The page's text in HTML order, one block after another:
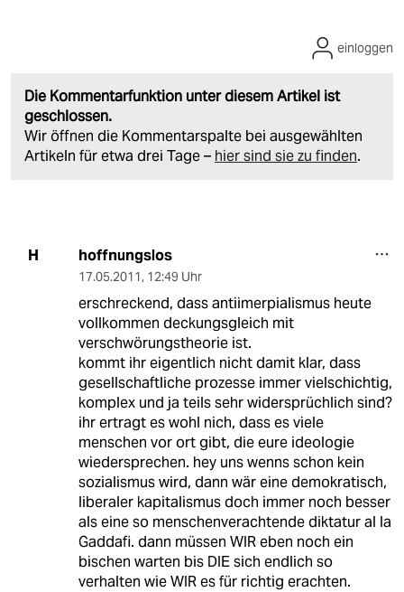
Die Kommentarfunktion unter diesem Artikel ist
geschlossen.
Wir öffnen die Kommentarspalte bei ausgewählten
Artikeln für etwa drei Tage – hier sind sie zu finden.
einloggen
H hoffnungslos
17.05.2011, 12:49 Uhr
erschreckend, dass antiimerpialismus heute
vollkommen deckungsgleich mit
verschwörungstheorie ist.
kommt ihr eigentlich nicht damit klar, dass
gesellschaftliche prozesse immer vielschichtig,
komplex und ja teils sehr widersprüchlich sind?
ihr ertragt es wohl nich, dass es viele
menschen vor ort gibt, die eure ideologie
wiedersprechen. hey uns wenns schon kein
sozialismus wird, dann wär eine demokratisch,
liberaler kapitalismus doch immer noch besser
als eine so menschenverachtende diktatur al la
Gaddafi. dann müssen WIR eben noch ein
bischen warten bis DIE sich endlich so
verhalten wie WIR es für richtig erachten.